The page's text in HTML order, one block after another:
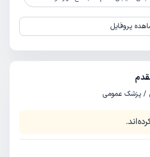
پروفایل
/ پزشک عمومی